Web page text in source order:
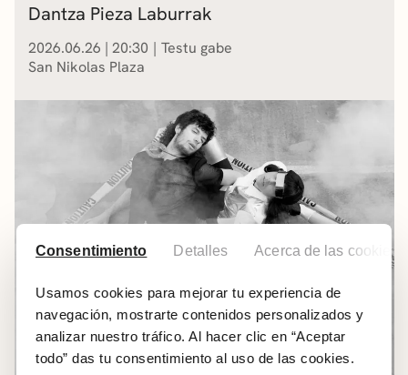
Consentimiento Detalles Acerca de las cookies
Usamos cookies para mejorar tu experiencia de
navegación, mostrarte contenidos personalizados y
analizar nuestro tráfico. Al hacer clic en “Aceptar
todo” das tu consentimiento al uso de las cookies.
Dantza Pieza Laburrak
2026.06.26 | 20:30
Testu gabe
San Nikolas Plaza